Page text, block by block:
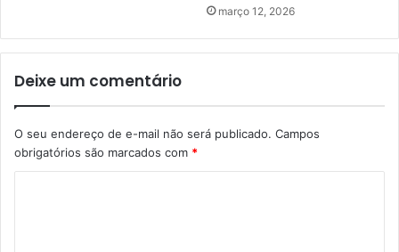
março 12, 2026
Deixe um comentário
O seu endereço de e-mail não será publicado. Campos
obrigatórios são marcados com *